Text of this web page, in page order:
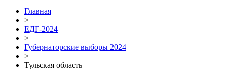
Главная
>
ЕДГ-2024
>
Губернаторские выборы 2024
>
Тульская область